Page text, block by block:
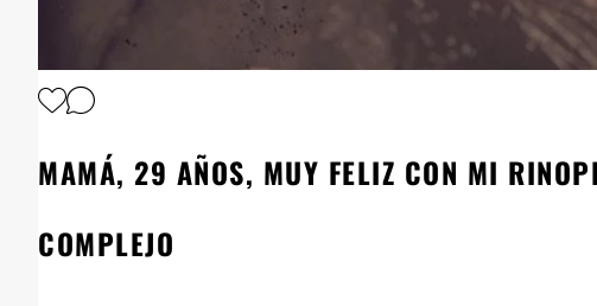
MAMÁ, 29 AÑOS, MUY FELIZ CON MI
COMPLEJO